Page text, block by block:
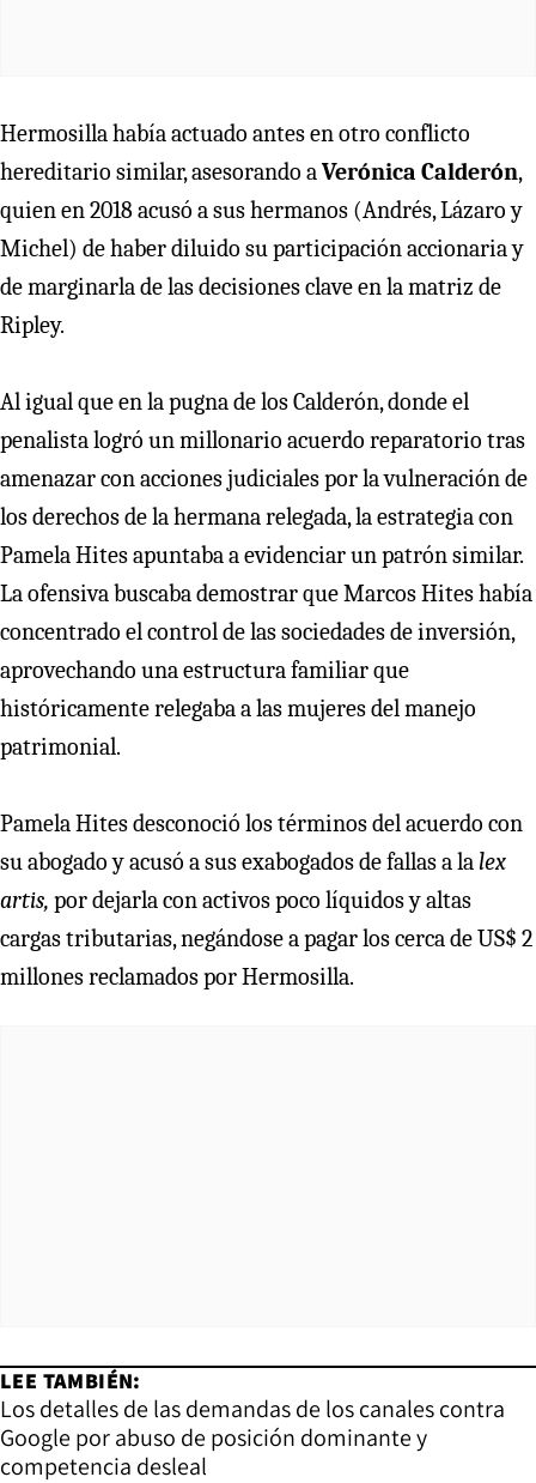
Hermosilla había actuado antes en otro conflicto
hereditario similar, asesorando aVerónica Calderón,
quien en 2018 acusó a sus hermanos (Andrés, Lázaro y
Michel) de haber diluido su participación accionaria y
de marginarla de las decisiones clave en la matriz de
Ripley.
Al igual que en la pugna de los Calderón, donde el
penalista logró un millonario acuerdo reparatorio tras
amenazar con acciones judiciales por la vulneración de
los derechos de la hermana relegada, la estrategia con
Pamela Hites apuntaba a evidenciar un patrón similar.
La ofensiva buscaba demostrar que Marcos Hites había
concentrado el control de las sociedades de inversión,
aprovechando una estructura familiar que
históricamente relegaba a las mujeres del manejo
patrimonial.
Pamela Hites desconoció los términos del acuerdo con
su abogado y acusó a sus exabogados de fallas a la lex
artis, por dejarla con activos poco líquidos y altas
cargas tributarias, negándose a pagar los cerca de US$ 2
millones reclamados por Hermosilla.
LEE TAMBIÉN:
Los detalles de las demandas de los canales contra
Google por abuso de posición dominante y
competencia desleal